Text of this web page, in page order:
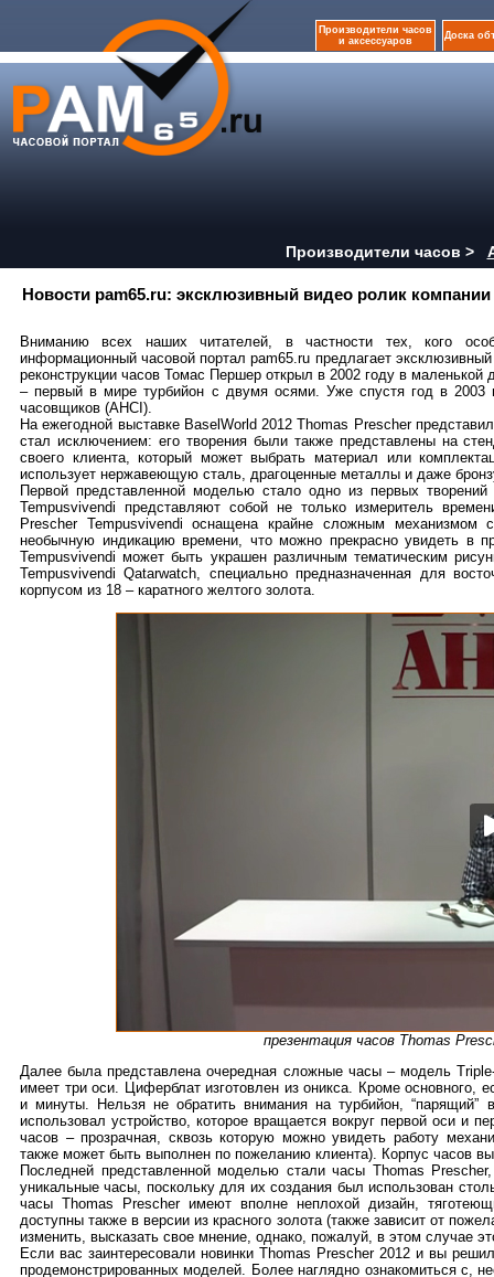
Производители часов
и аксессуаров
Доска
Производители часов >
Новости pam65.ru: эксклюзивный видео ролик компании
Вниманию всех наших читателей, в частности тех, кого
информационный часовой портал pam65.ru предлагает
реконструкции часов Томас Першер открыл в 2002 году в
– первый в мире турбийон с двумя осями. Уже спустя год в
часовщиков (AHCI).
На ежегодной выставке BaselWorld 2012 Thomas Prescher
стал исключением: его творения были также представлены на
своего клиента, который может выбрать материал или
использует нержавеющую сталь, драгоценные металлы и даже
Первой представленной моделью стало одно из первых
Tempusvivendi представляют собой не только измеритель
Prescher Tempusvivendi оснащена крайне сложным механизмом
необычную индикацию времени, что можно прекрасно увидеть в
Tempusvivendi может быть украшен различным тематическим
Tempusvivendi Qatarwatch, специально предназначенная для
корпусом из 18 – каратного желтого золота.
презентация часов Thomas
Далее была представлена очередная сложные часы – модель
имеет три оси. Циферблат изготовлен из оникса. Кроме
и минуты. Нельзя не обратить внимания на турбийон,
использовал устройство, которое вращается вокруг первой оси и
часов – прозрачная, сквозь которую можно увидеть работу
также может быть выполнен по пожеланию клиента). Корпус часов
Последней представленной моделью стали часы Thomas
уникальные часы, поскольку для их создания был использован
часы Thomas Prescher имеют вполне неплохой дизайн,
доступны также в версии из красного золота (также зависит от
изменить, высказать свое мнение, однако, пожалуй, в этом случае
Если вас заинтересовали новинки Thomas Prescher 2012 и вы
продемонстрированных моделей. Более наглядно ознакомиться с,